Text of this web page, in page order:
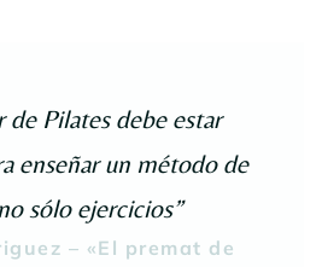
de Pilates debe estar
enseñar un método de
sólo ejercicios”
– «El premat de